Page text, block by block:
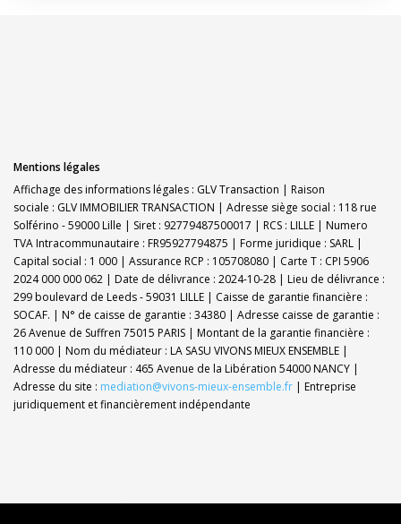
Mentions légales
Affichage des informations légales : GLV Transaction | Raison
sociale : GLV IMMOBILIER TRANSACTION | Adresse siège social : 118 rue
Solférino - 59000 Lille | Siret : 92779487500017 | RCS : LILLE | Numero
TVA Intracommunautaire : FR95927794875 | Forme juridique : SARL |
Capital social : 1 000 | Assurance RCP : 105708080 | Carte T : CPI 5906
2024 000 000 062 | Date de délivrance : 2024-10-28 | Lieu de délivrance :
299 boulevard de Leeds - 59031 LILLE | Caisse de garantie financière :
SOCAF. | N° de caisse de garantie : 34380 | Adresse caisse de garantie :
26 Avenue de Suffren 75015 PARIS | Montant de la garantie financière :
110 000 | Nom du médiateur : LA SASU VIVONS MIEUX ENSEMBLE |
Adresse du médiateur : 465 Avenue de la Libération 54000 NANCY |
Adresse du site : mediation@vivons-mieux-ensemble.fr | Entreprise
juridiquement et financièrement indépendante